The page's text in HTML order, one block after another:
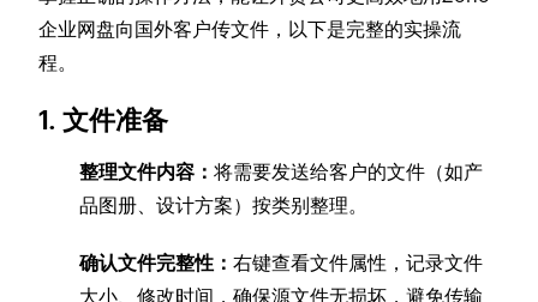
企业网盘向国外客户传文件，以下是完整的实操流
程。
1. 文件准备
整理文件内容：将需要发送给客户的文件（如产
品图册、设计方案）按类别整理。
确认文件完整性：右键查看文件属性，记录文件
大小、修改时间，确保源文件无损坏，避免传输